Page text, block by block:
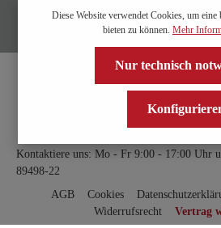
Kontaktiere uns: Mo - Fr 9:00 - 17:00 Uhr
89498-22
AGB
Cookies
Widerrufsrecht
Vertrag
Diese Website verwendet Cookies, um
bieten zu können. Mehr
Nur technisch